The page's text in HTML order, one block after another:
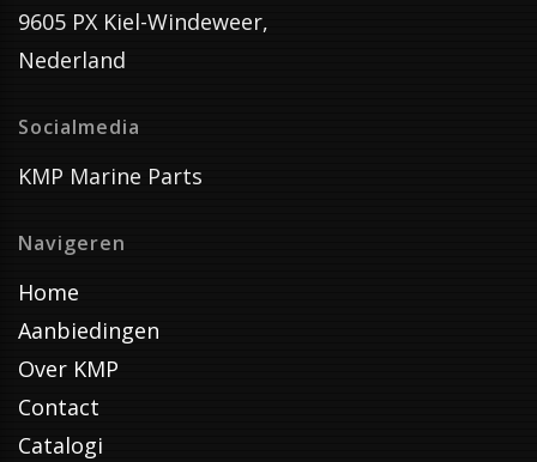
9605 PX Kiel-Windeweer,
Nederland
Socialmedia
KMP Marine Parts
Navigeren
Home
Aanbiedingen
Over KMP
Contact
Catalogi